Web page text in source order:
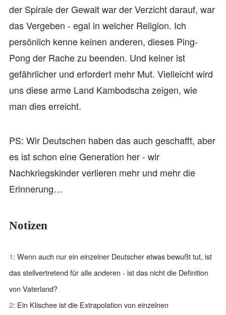
der Spirale der Gewalt war der Verzicht darauf, war
das Vergeben - egal in welcher Religion. Ich
persönlich kenne keinen anderen, dieses Ping-
Pong der Rache zu beenden. Und keiner ist
gefährlicher und erfordert mehr Mut. Vielleicht wird
uns diese arme Land Kambodscha zeigen, wie
man dies erreicht.
PS: Wir Deutschen haben das auch geschafft, aber
es ist schon eine Generation her - wir
Nachkriegskinder verlieren mehr und mehr die
Erinnerung…
Notizen
1: Wenn auch nur ein einzelner Deutscher etwas bewußt tut, ist
das stellvertretend für alle anderen - ist das nicht die Definition
von Vaterland?
2: Ein Klischee ist die Extrapolation von einzelnen